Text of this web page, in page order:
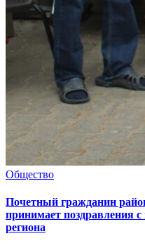
Общество
Почетный гражданин
принимает поздравления
региона